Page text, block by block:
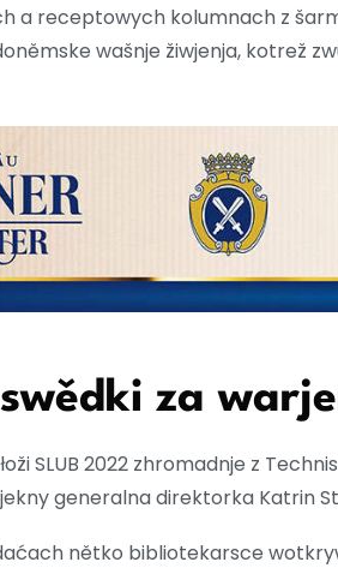
a receptowych kolumnach z
wašnje žiwjenja, kotrež
za
SLUB 2022 zhromadnje z
generalna direktorka Katrin
nětko bibliotekarsce